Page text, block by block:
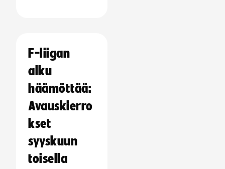
F-liigan
alku
häämöttää:
Avauskierro
kset
syyskuun
toisella